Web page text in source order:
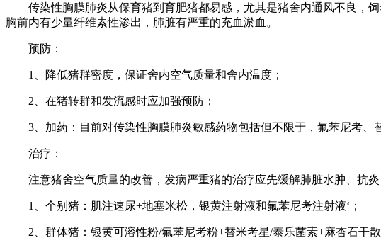
传染性胸膜肺炎从保育猪到育肥猪都易感，尤其是猪舍内通风不良，
胸前内有少量纤维素性渗出，肺脏有严重的充血淤血。
预防：
1、降低猪群密度，保证舍内空气质量和舍内温度；
2、在猪转群和发流感时应加强预防；
3、加药：目前对传染性胸膜肺炎敏感药物包括但不限于，氟苯
治疗：
注意猪舍空气质量的改善，发病严重猪的治疗应先缓解肺脏水肿、抗炎
1、个别猪：肌注速尿+地塞米松，银黄注射液和氟苯尼考注射液‘；
2、群体猪：银黄可溶性粉/氟苯尼考粉+替米考星/泰乐菌素+麻杏石干散